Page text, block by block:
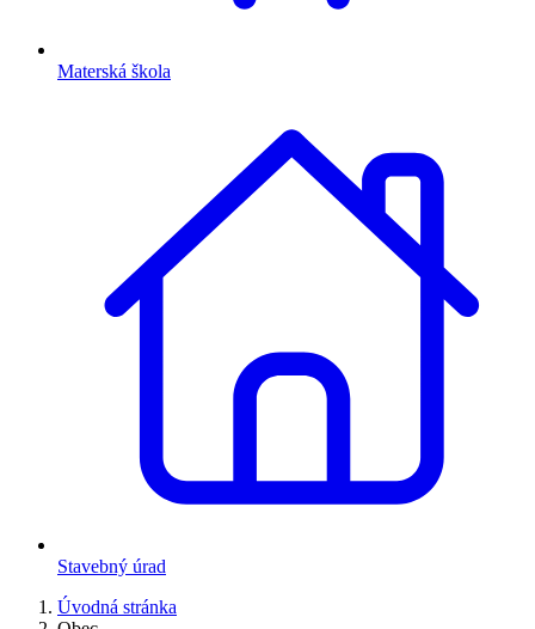
Materská škola
Stavebný úrad
Úvodná stránka